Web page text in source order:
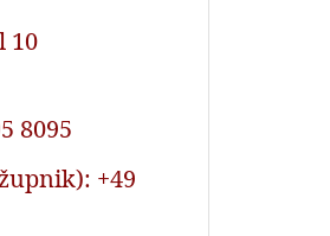
10
8095
+49